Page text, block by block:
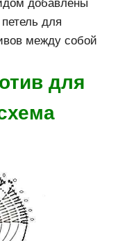
добавлены
для
между собой
для